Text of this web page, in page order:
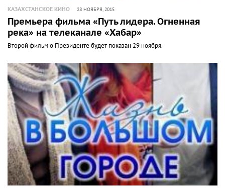
КАЗАХСТАНСКОЕ КИНО 28 НОЯБРЯ, 2015
Премьера фильма «Путь лидера. Огненная
река» на телеканале «Хабар»
Второй фильм о Президенте будет показан 29 ноября.